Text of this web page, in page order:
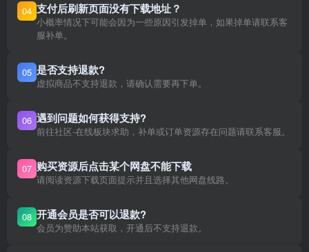
04 支付后刷新页面没有下载地址？
小概率情况下可能会因为一些原因引发掉单，如果掉单请联系客
服补单。
05 是否支持退款?
虚拟商品不支持退款，请确认需要再下单。
06 遇到问题如何获得支持?
前往社区-在线板块求助，补单或订单资源存在问题请联系客服。
07 购买资源后点击某个网盘不能下载
请阅读资源下载页面提示并且选择其他网盘线路。
08 开通会员是否可以退款?
会员为赞助本站获取，开通后不支持退款。